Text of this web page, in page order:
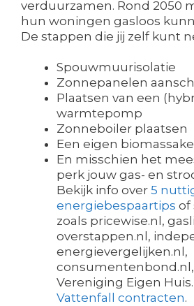
verduurzamen. Rond 2050
hun woningen gasloos
De stappen die jij zelf kunt
Spouwmuurisolatie
Zonnepanelen
Plaatsen van een
warmtepomp
Zonneboiler plaatsen
Een eigen
En misschien het
perk jouw gas- en
Bekijk info over 5
energiebespaartips of
zoals pricewise.nl,
overstappen.nl,
energievergelijken.nl,
Vereniging Eigen
Vattenfall contracten.